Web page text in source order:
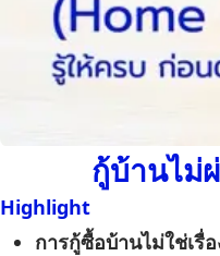
กู้บ้านไม่
Highlight
การกู้ซื้อบ้านไม่ใช่เรื่